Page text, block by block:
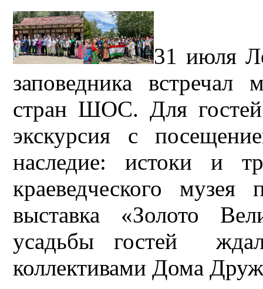
31 июля
заповедника
стран ШОС. Для гостей
экскурсия с
наследие: истоки и
краеведческого музея
выставка «Золото
усадьбы гостей
коллективами Дома